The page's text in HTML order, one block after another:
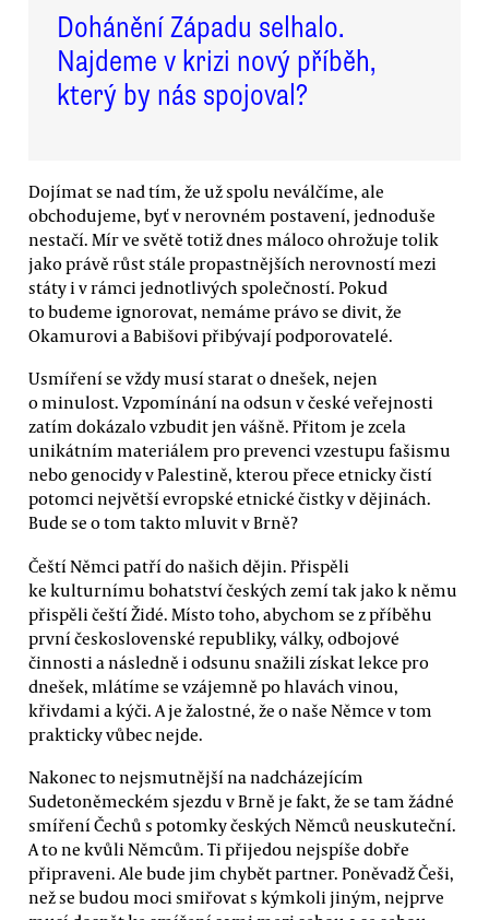
Dohánění Západu selhalo.
Najdeme v krizi nový příběh,
který by nás spojoval?
Dojímat se nad tím, že už spolu neválčíme, ale
obchodujeme, byť v nerovném postavení, jednoduše
nestačí. Mír ve světě totiž dnes máloco ohrožuje tolik
jako právě růst stále propastnějších nerovností mezi
státy i v rámci jednotlivých společností. Pokud
to budeme ignorovat, nemáme právo se divit, že
Okamurovi a Babišovi přibývají podporovatelé.
Usmíření se vždy musí starat o dnešek, nejen
o minulost. Vzpomínání na odsun v české veřejnosti
zatím dokázalo vzbudit jen vášně. Přitom je zcela
unikátním materiálem pro prevenci vzestupu fašismu
nebo genocidy v Palestině, kterou přece etnicky čistí
potomci největší evropské etnické čistky v dějinách.
Bude se o tom takto mluvit v Brně?
Čeští Němci patří do našich dějin. Přispěli
ke kulturnímu bohatství českých zemí tak jako k němu
přispěli čeští Židé. Místo toho, abychom se z příběhu
první československé republiky, války, odbojové
činnosti a následně i odsunu snažili získat lekce pro
dnešek, mlátíme se vzájemně po hlavách vinou,
křivdami a kýči. A je žalostné, že o naše Němce v tom
prakticky vůbec nejde.
Nakonec to nejsmutnější na nadcházejícím
Sudetoněmeckém sjezdu v Brně je fakt, že se tam žádné
smíření Čechů s potomky českých Němců neuskuteční.
A to ne kvůli Němcům. Ti přijedou nejspíše dobře
připraveni. Ale bude jim chybět partner. Poněvadž Češi,
než se budou moci smiřovat s kýmkoli jiným, nejprve